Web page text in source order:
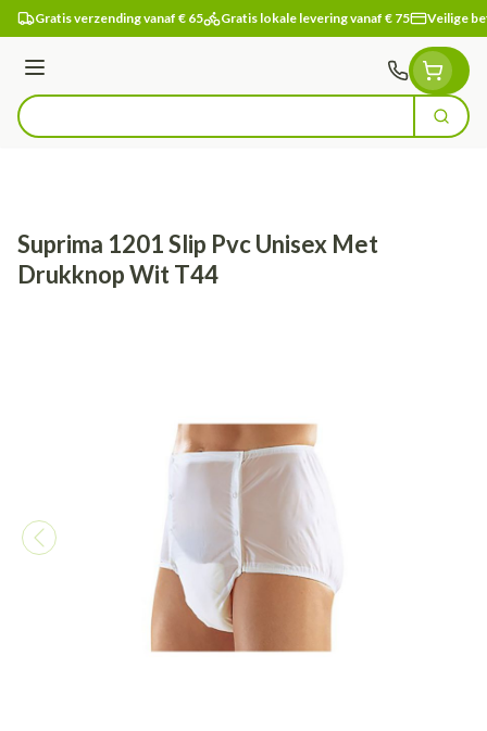
Ga naar de inhoud
Gratis verzending vanaf € 65 Gratis lokale levering vanaf € 75 Veilige
Menu
Product, merk, categorie... Zoek
Suprima 1201 Slip Pvc Unisex Met
Drukknop Wit T44